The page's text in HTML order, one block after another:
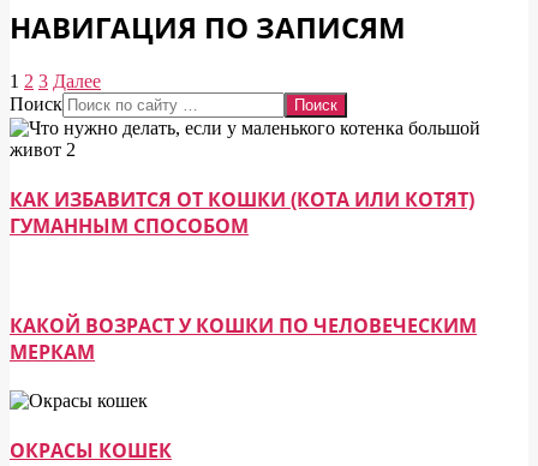
НАВИГАЦИЯ ПО ЗАПИСЯМ
1 2 3 Далее
Поиск
КАК ИЗБАВИТСЯ ОТ КОШКИ (КОТА ИЛИ КОТЯТ)
ГУМАННЫМ СПОСОБОМ
КАКОЙ ВОЗРАСТ У КОШКИ ПО ЧЕЛОВЕЧЕСКИМ
МЕРКАМ
ОКРАСЫ КОШЕК